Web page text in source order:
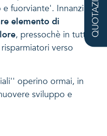
fuorviante'. Innanzi
elemento di
, pressochè in tutte
verso
operino ormai, in
sviluppo e